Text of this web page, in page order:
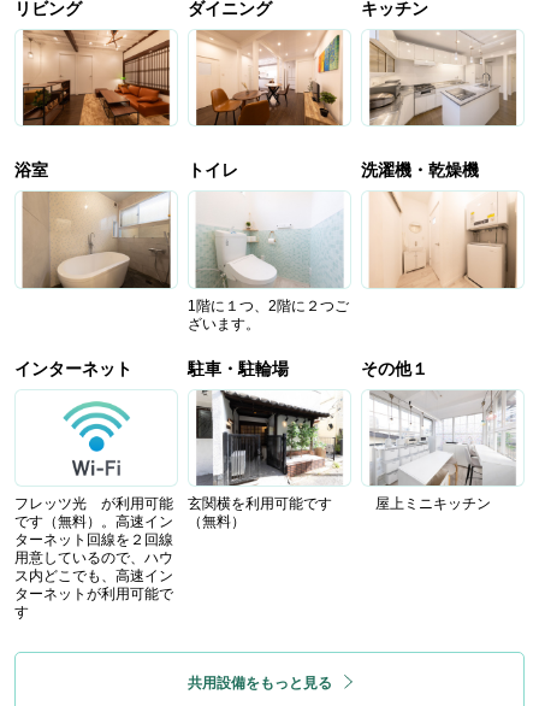
リビング ダイニング キッチン
浴室 トイレ
1階に１つ、2階に２つご
ざいます。
洗濯機・乾燥機
インターネット
フレッツ光 が利用可能
です（無料）。高速イン
ターネット回線を２回線
用意しているので、ハウ
ス内どこでも、高速イン
ターネットが利用可能で
す
駐車・駐輪場
玄関横を利用可能です
（無料）
その他１
屋上ミニキッチン
共用設備をもっと見る